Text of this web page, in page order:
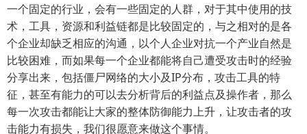
一个固定的行业，会有一些固定的人群，对于其中使用的技
术，工具，资源和利益链都是比较固定的，与之相对的是各
个企业却缺乏相应的沟通，以个人企业对抗一个产业自然是
比较困难，而如果每一个企业都能将自己遭受攻击时的经验
分享出来，包括僵尸网络的大小及IP分布，攻击工具的特
征，甚至有能力的可以去分析背后的利益点及操作者，那么
每一次攻击都能让大家的整体防御能力上升，让攻击者的攻
击能力有损失，我们很愿意来做这个事情。